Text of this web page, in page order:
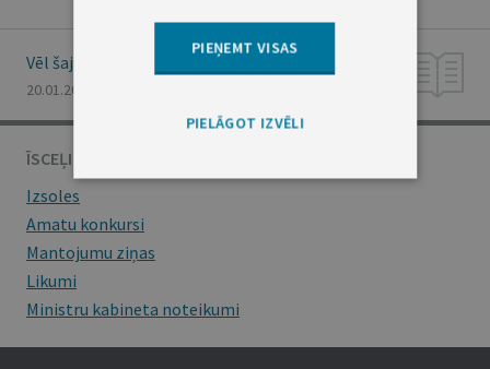
Vēl šajā numurā
20.01.2022., Nr. 14
ĪSCEĻI
Izsoles
Amatu konkursi
Mantojumu ziņas
Likumi
Ministru kabineta noteikumi
PIEŅEMT VISAS
PIELĀGOT IZVĒLI